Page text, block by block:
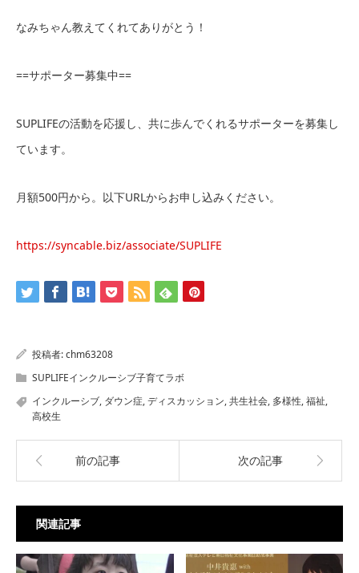
なみちゃん教えてくれてありがとう！
==サポーター募集中==
SUPLIFEの活動を応援し、共に歩んでくれるサポーターを募集し
ています。
月額500円から。以下URLからお申し込みください。
https://syncable.biz/associate/SUPLIFE
投稿者:chm63208
SUPLIFEインクルーシブ子育てラボ
インクルーシブ, ダウン症,ディスカッション,共生社会, 多様性,福祉,
高校生
前の記事 次の記事
関連記事